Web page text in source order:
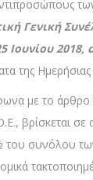
Γενική
Ιουνίου 2018,
της Ημερήσιας
με το
βρίσκεται σε
του συνόλου